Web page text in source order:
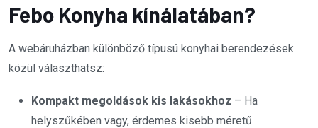
Febo Konyha kínálatában?
A webáruházban különböző típusú konyhai berendezések
közül választhatsz:
Kompakt megoldások kis lakásokhoz – Ha
helyszűkében vagy, érdemes kisebb méretű